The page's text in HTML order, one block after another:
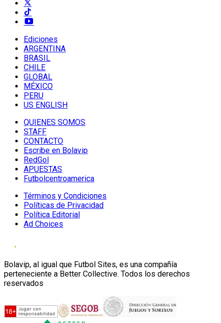
Ediciones
ARGENTINA
BRASIL
CHILE
GLOBAL
MÉXICO
PERU
US ENGLISH
QUIENES SOMOS
STAFF
CONTACTO
Escribe en Bolavip
RedGol
APUESTAS
Futbolcentroamerica
Términos y Condiciones
Políticas de Privacidad
Política Editorial
Ad Choices
Bolavip, al igual que Futbol Sites, es una compañía
perteneciente a Better Collective. Todos los derechos
reservados